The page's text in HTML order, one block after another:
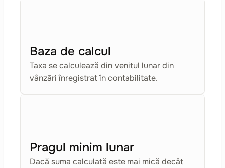
Baza de calcul
Taxa se calculează din venitul lunar din
vânzări înregistrat în contabilitate.
Pragul minim lunar
Dacă suma calculată este mai mică decât